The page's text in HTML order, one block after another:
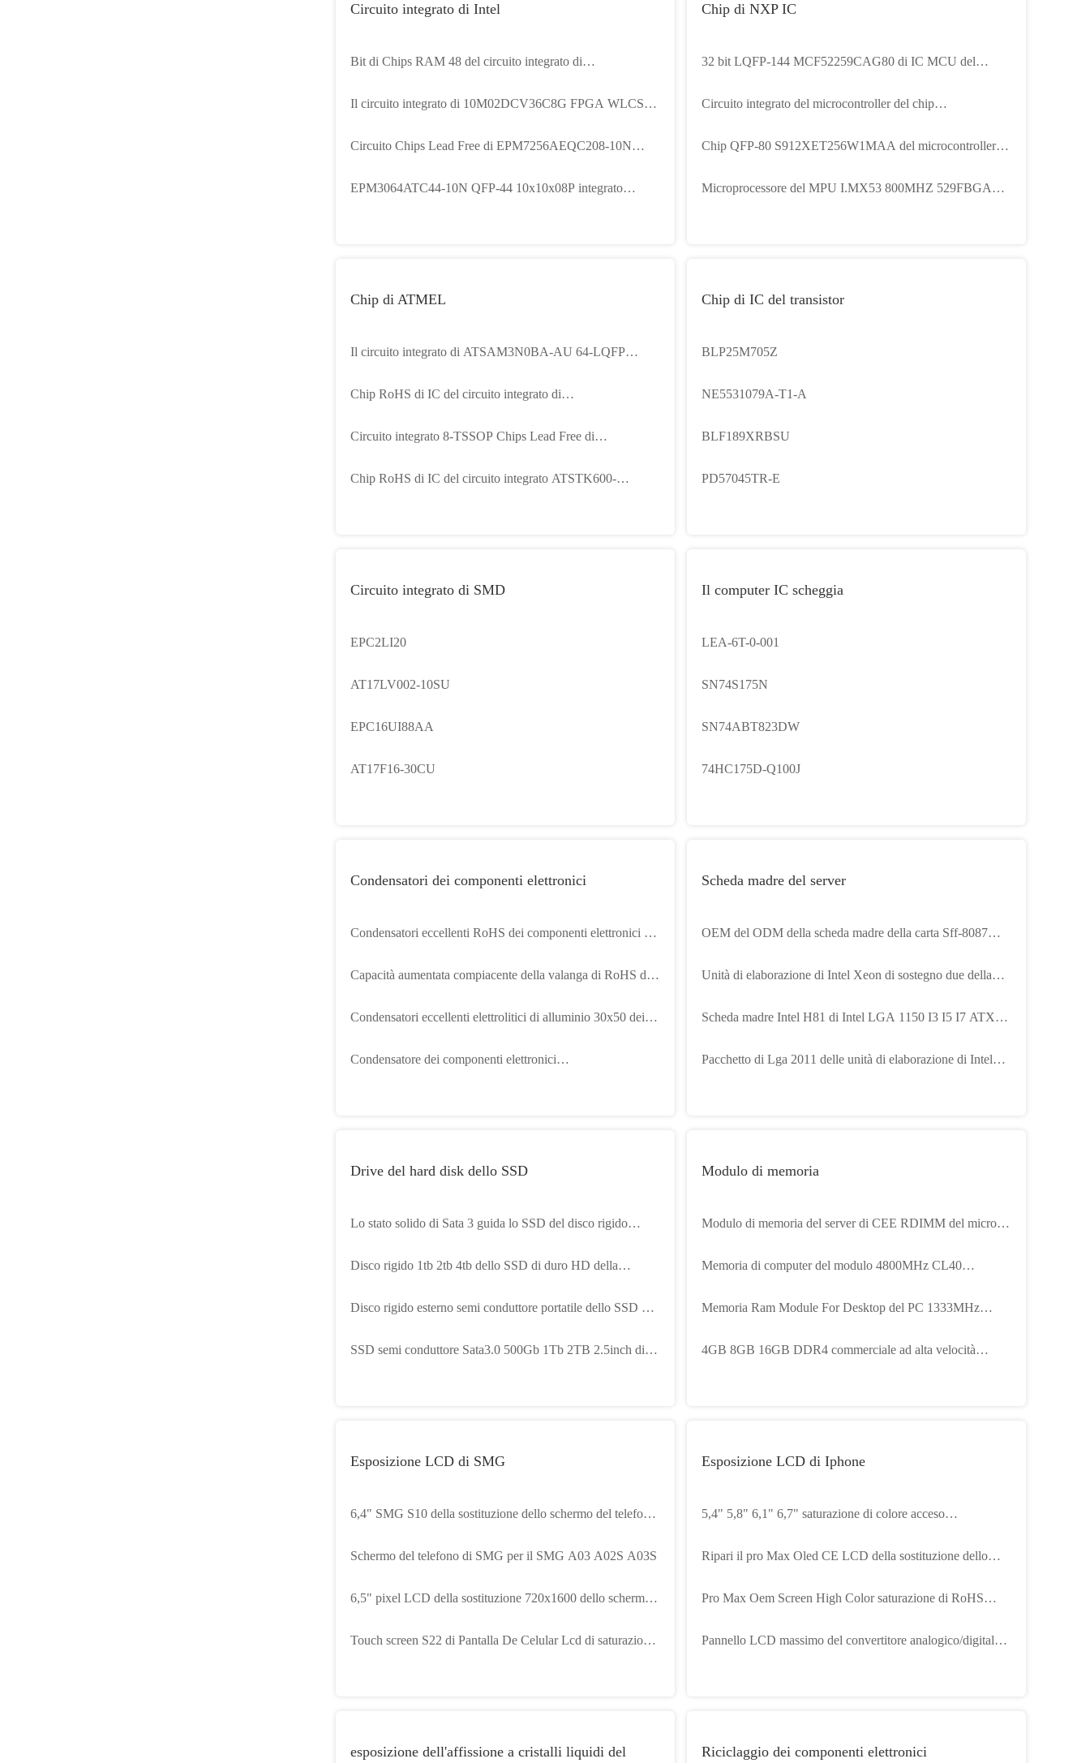
Circuito integrato di Intel
Bit di Chips RAM 48 del circuito integrato di
Il circuito integrato di 10M02DCV36C8G FPGA WLCSP-
Circuito Chips Lead Free di EPM7256AEQC208-10N
EPM3064ATC44-10N QFP-44 10x10x08P integrato
Chip di NXP IC
32 bit LQFP-144 MCF52259CAG80 di IC MCU del
Circuito integrato del microcontroller del chip
Chip QFP-80 S912XET256W1MAA del microcontroller
Microprocessore del MPU I.MX53 800MHZ 529FBGA
Chip di ATMEL
Il circuito integrato di ATSAM3N0BA-AU 64-LQFP
Chip RoHS di IC del circuito integrato di
Circuito integrato 8-TSSOP Chips Lead Free di
Chip RoHS di IC del circuito integrato ATSTK600-
Chip di IC del transistor
BLP25M705Z
NE5531079A-T1-A
BLF189XRBSU
PD57045TR-E
Circuito integrato di SMD
EPC2LI20
AT17LV002-10SU
EPC16UI88AA
AT17F16-30CU
Il computer IC scheggia
LEA-6T-0-001
SN74S175N
SN74ABT823DW
74HC175D-Q100J
Condensatori dei componenti elettronici
Condensatori eccellenti RoHS dei componenti elettronici del
Capacità aumentata compiacente della valanga di RoHS del
Condensatori eccellenti elettrolitici di alluminio 30x50 dei
Condensatore dei componenti elettronici
Scheda madre del server
OEM del ODM della scheda madre della carta Sff-8087
Express X8 del computer
Unità di elaborazione di Intel Xeon di sostegno due della
Scheda madre Intel H81 di Intel LGA 1150 I3 I5 I7 ATX
Pacchetto di Lga 2011 delle unità di elaborazione di Intel
Drive del hard disk dello SSD
Lo stato solido di Sata 3 guida lo SSD del disco rigido
PC del computer portatile
Disco rigido 1tb 2tb 4tb dello SSD di duro HD della
Bestoss
Disco rigido esterno semi conduttore portatile dello SSD del
SSD semi conduttore Sata3.0 500Gb 1Tb 2TB 2.5inch di
Modulo di memoria
Modulo di memoria del server di CEE RDIMM del micron
Memoria di computer del modulo 4800MHz CL40
BIWIN per il desktop pc PC5-38400
Memoria Ram Module For Desktop del PC 1333MHz
4GB 8GB 16GB DDR4 commerciale ad alta velocità
Esposizione LCD di SMG
6,4" SMG S10 della sostituzione dello schermo del telefono
Schermo del telefono di SMG per il SMG A03 A02S A03S
6,5" pixel LCD della sostituzione 720x1600 dello schermo
Touch screen S22 di Pantalla De Celular Lcd di saturazione
Esposizione LCD di Iphone
5,4" 5,8" 6,1" 6,7" saturazione di colore acceso
Ripari il pro Max Oled CE LCD della sostituzione dello
Pro Max Oem Screen High Color saturazione di RoHS
Pannello LCD massimo del convertitore analogico/digitale
esposizione dell'affissione a cristalli liquidi del
Riciclaggio dei componenti elettronici